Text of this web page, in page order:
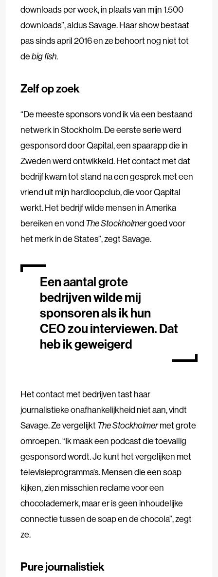
downloads per week, in plaats van mijn 1.500
downloads”, aldus Savage. Haar show bestaat
pas sinds april 2016 en ze behoort nog niet tot
debig fish.
Zelf op zoek
“De meeste sponsors vond ik via een bestaand
netwerk in Stockholm. De eerste serie werd
gesponsord door Qapital, een spaarapp die in
Zweden werd ontwikkeld. Het contact met dat
bedrijf kwam tot stand na een gesprek met een
vriend uit mijn hardloopclub, die voor Qapital
werkt. Het bedrijf wilde mensen in Amerika
bereiken en vond The Stockholmergoed voor
het merk in de States”, zegt Savage.
Een aantal grote
bedrijven wilde mij
sponsoren als ik hun
CEO zou interviewen. Dat
heb ik geweigerd
Het contact met bedrijven tast haar
journalistieke onafhankelijkheid niet aan, vindt
Savage. Ze vergelijkt The Stockholmermet grote
omroepen. “Ik maak een podcast die toevallig
gesponsord wordt. Je kunt het vergelijken met
televisieprogramma’s. Mensen die een soap
kijken, zien misschien reclame voor een
chocolademerk, maar er is geen inhoudelijke
connectie tussen de soap en de chocola”, zegt
ze.
Pure journalistiek